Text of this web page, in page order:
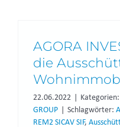
AGORA
die
22.06.2022 | Kategorien:
GROUP | Schlagwörter:
REM2 SICAV SIF,